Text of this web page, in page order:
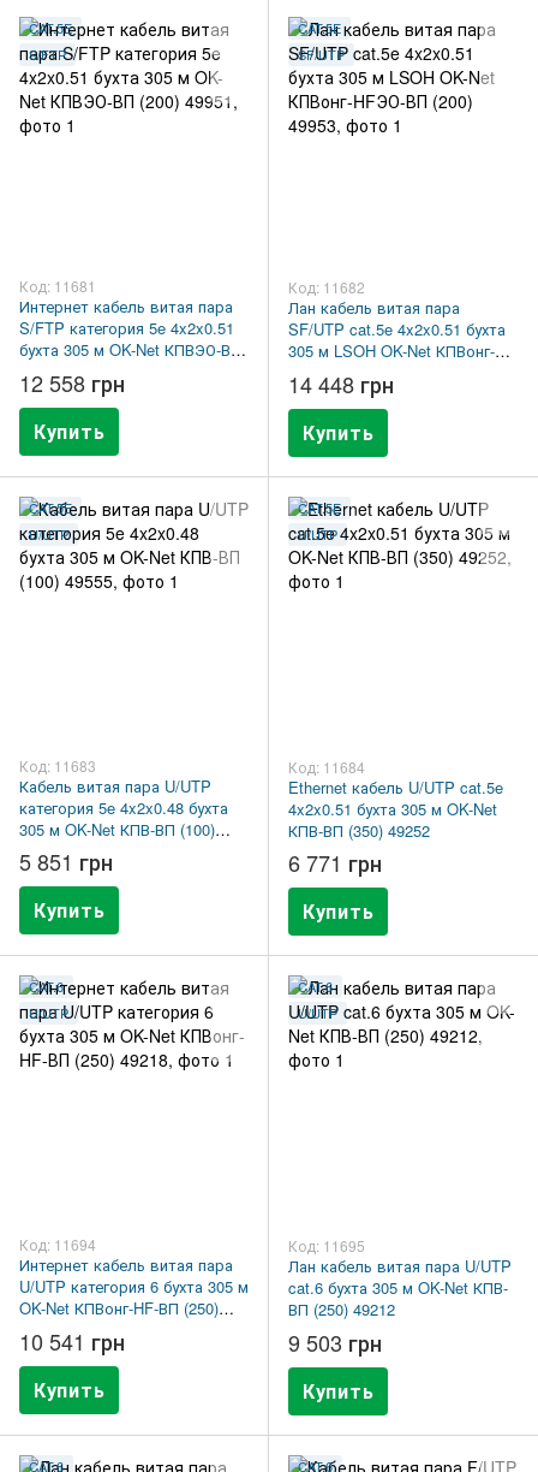
CAT.5E
S/FTP
Код: 11681
Интернет кабель витая пара
S/FTP категория 5e 4x2x0.51
бухта 305 м OK-Net КПВЭО-ВП
(200) 49951
12 558 грн
Купить
CAT.5E
SF/UTP
Код: 11682
Лан кабель витая пара
SF/UTP cat.5e 4x2x0.51 бухта
305 м LSOH OK-Net КПВонг-
HFЭО-ВП (200) 49953
14 448 грн
Купить
CAT.5E
U/UTP
Код: 11683
Кабель витая пара U/UTP
категория 5e 4x2x0.48 бухта
305 м OK-Net КПВ-ВП (100)
49555
5 851 грн
Купить
CAT.5E
U/UTP
Код: 11684
Ethernet кабель U/UTP cat.5e
4x2x0.51 бухта 305 м OK-Net
КПВ-ВП (350) 49252
6 771 грн
Купить
CAT.6
U/UTP
Код: 11694
Интернет кабель витая пара
U/UTP категория 6 бухта 305 м
OK-Net КПВонг-HF-ВП (250)
49218
10 541 грн
Купить
CAT.6
U/UTP
Код: 11695
Лан кабель витая пара U/UTP
cat.6 бухта 305 м OK-Net КПВ-
ВП (250) 49212
9 503 грн
Купить
CAT.6 CAT.6